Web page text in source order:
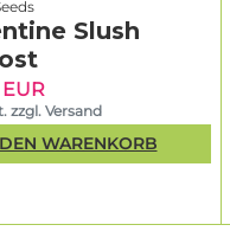
von
ein
Slush
zzgl. Versand
WARENKORB